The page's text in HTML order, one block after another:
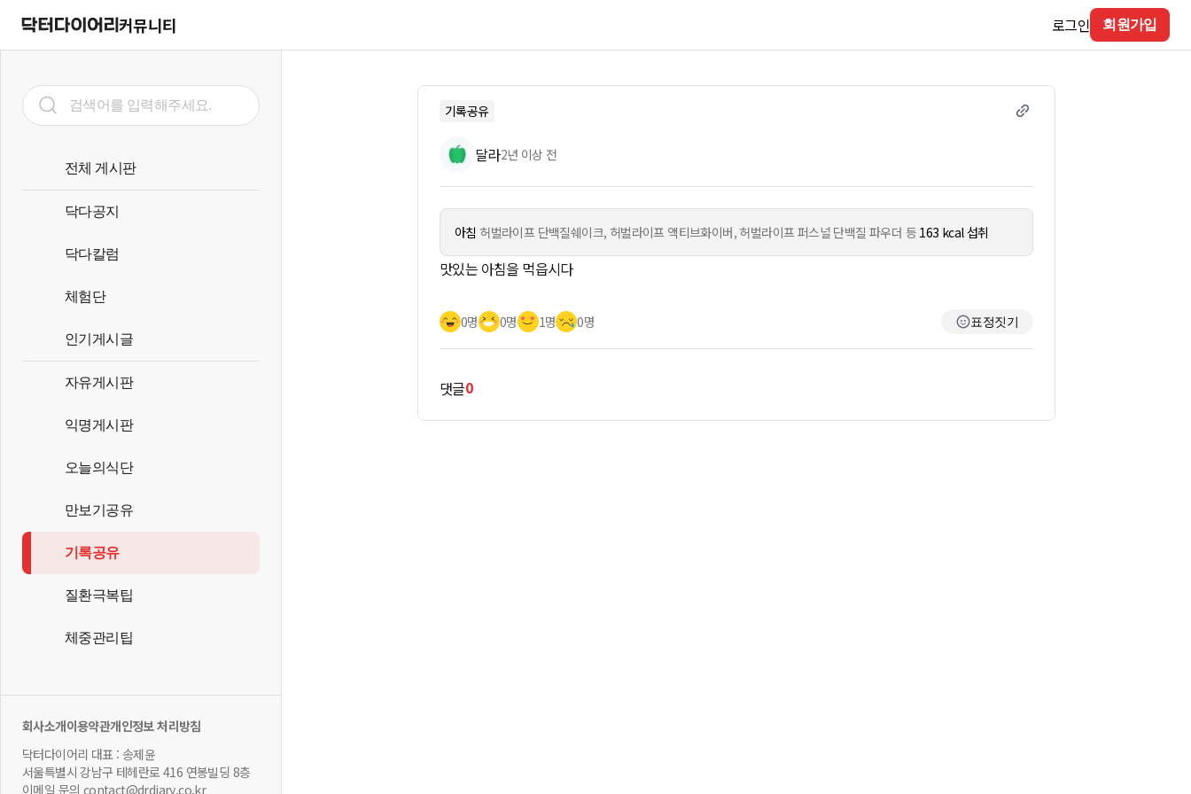
커뮤니티 로그인 회원가입
전체 게시판
닥다공지
닥다칼럼
체험단
인기게시글
자유게시판
익명게시판
오늘의식단
만보기공유
기록공유
질환극복팁
체중관리팁
회사소개이용약관개인정보 처리방침
닥터다이어리 대표 : 송제윤
서울특별시 강남구 테헤란로 416 연봉빌딩 8층
이메일 문의 contact@drdiary.co.kr
기록공유
달라2년 이상 전
아침 허벌라이프 단백질쉐이크, 허벌라이프 액티브화이버, 허벌라이프 퍼스널 단백질 파우더 등 163 kcal 섭취
맛있는 아침을 먹읍시다
0명 0명 1명 0명 표정짓기
댓글0